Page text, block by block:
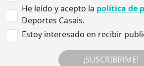
He leído y acepto la política de
Deportes Casais.
Estoy interesado en recibir
¡SUSCRIBIRME!